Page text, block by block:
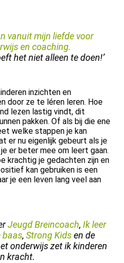
vanuit mijn liefde voor
en coaching.
het niet alleen te doen!’
inzichten en
door ze te léren leren. Hoe
lezen lastig vindt, dit
pakken. Of als bij die ene
welke stappen je kan
er nu eigenlijk gebeurt als je
er beter mee om leert gaan.
krachtig je gedachten zijn en
kan gebruiken is een
je een leven lang veel aan
Jeugd Breincoach, Ik leer
baas, Strong Kidsen de
onderwijs zet ik kinderen
kracht.